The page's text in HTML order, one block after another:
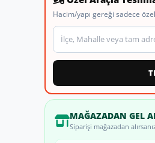
Hacim/yapı gereği sadece
Teslimat veya montaj
MAĞAZADAN GEL
Siparişi mağazadan